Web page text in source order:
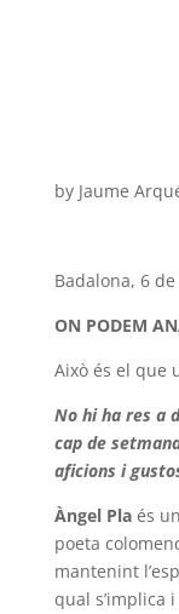
by Jaume
Badalona, 6
ON PODEM
Això és el que
No hi ha res a
cap de
aficions i
Àngel Plaés
poeta
mantenint
qual s’implica